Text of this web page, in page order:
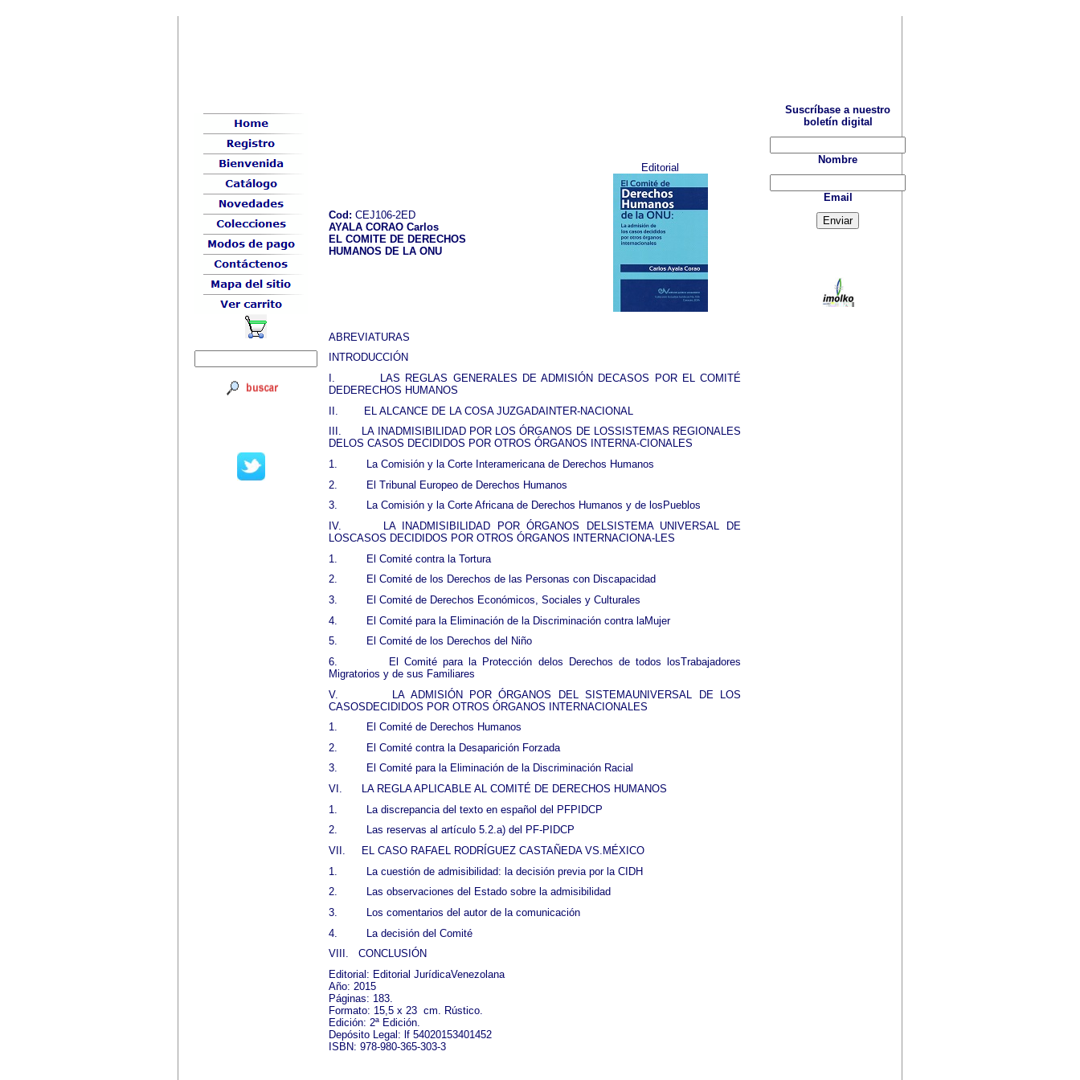
Cod: CEJ106-2ED
AYALA CORAO Carlos
EL COMITE DE DERECHOS
HUMANOS DE LA ONU
Editorial
ABREVIATURAS
INTRODUCCIÓN
LAS REGLAS GENERALES DE ADMISIÓN DECASOS POR EL COMITÉ
DEDERECHOS HUMANOS
II.
EL ALCANCE DE LA COSA JUZGADAINTER-NACIONAL
III.
LA INADMISIBILIDAD POR LOS ÓRGANOS DE LOSSISTEMAS REGIONALES
DELOS CASOS DECIDIDOS POR OTROS ÓRGANOS INTERNA-CIONALES
1.
La Comisión y la Corte Interamericana de Derechos Humanos
2.
El Tribunal Europeo de Derechos Humanos
3.
La Comisión y la Corte Africana de Derechos Humanos y de losPueblos
IV.
LA INADMISIBILIDAD POR ÓRGANOS DELSISTEMA UNIVERSAL DE
LOSCASOS DECIDIDOS POR OTROS ÓRGANOS INTERNACIONA-LES
1.
El Comité contra la Tortura
2.
El Comité de los Derechos de las Personas con Discapacidad
3.
El Comité de Derechos Económicos, Sociales y Culturales
4.
El Comité para la Eliminación de la Discriminación contra laMujer
5.
El Comité de los Derechos del Niño
6.
El Comité para la Protección delos Derechos de todos losTrabajadores
Migratorios y de sus Familiares
V.
LA ADMISIÓN POR ÓRGANOS DEL SISTEMAUNIVERSAL DE LOS
CASOSDECIDIDOS POR OTROS ÓRGANOS INTERNACIONALES
1.
El Comité de Derechos Humanos
2.
El Comité contra la Desaparición Forzada
3.
El Comité para la Eliminación de la Discriminación Racial
VI.
LA REGLA APLICABLE AL COMITÉ DE DERECHOS HUMANOS
1.
La discrepancia del texto en español del PFPIDCP
2.
Las reservas al artículo 5.2.a) del PF-PIDCP
VII.
EL CASO RAFAEL RODRÍGUEZ CASTAÑEDA VS.MÉXICO
1.
La cuestión de admisibilidad: la decisión previa por la CIDH
2.
Las observaciones del Estado sobre la admisibilidad
3.
Los comentarios del autor de la comunicación
4.
La decisión del Comité
VIII.
CONCLUSIÓN
Editorial: Editorial JurídicaVenezolana
Año: 2015
Páginas: 183.
Formato: 15,5 x 23 cm. Rústico.
Edición: 2ª Edición.
Depósito Legal: lf 54020153401452
ISBN: 978-980-365-303-3
Suscríbase a nuestro
boletín digital
Nombre
Email